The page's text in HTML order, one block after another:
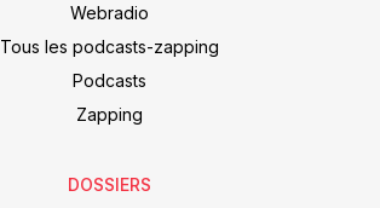
Webradio
Tous les podcasts-zapping
Podcasts
Zapping
DOSSIERS